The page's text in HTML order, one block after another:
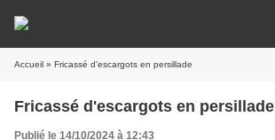
Accueil » Fricassé d'escargots en persillade
Fricassé d'escargots en persillade
Publié le 14/10/2024 à 12:43